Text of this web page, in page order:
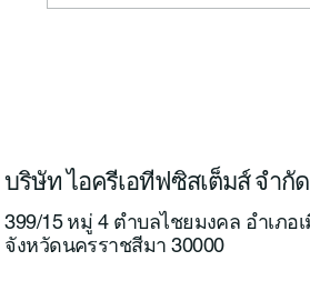
บริษัท ไอครีเอทีฟซิสเต็มส์ จำกัด
399/15 หมู่ 4 ตำบลไชยมงคล อำเภอเ
จังหวัดนครราชสีมา 30000